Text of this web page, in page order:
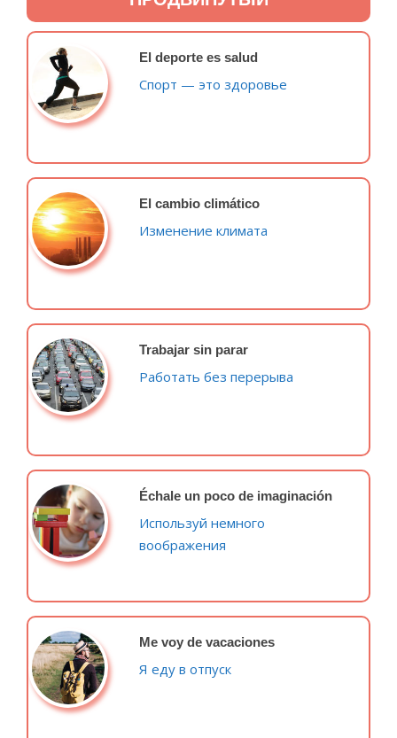
El deporte es salud
Спорт — это здоровье
El cambio climático
Изменение климата
Trabajar sin parar
Работать без перерыва
Échale un poco de imaginación
Используй немного
воображения
Me voy de vacaciones
Я еду в отпуск